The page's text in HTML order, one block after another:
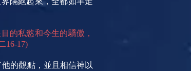
的私慾和今生的驕傲，
16-17)
的觀點，並且相信神以